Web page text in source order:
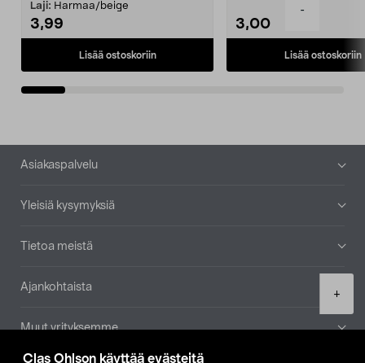
Clas Ohlson käyttää evästeitä
-
+
Laji: Harmaa/beige
3,99
Lisää ostoskoriin
3,00
Lisää ostoskoriin
Alatunniste
Asiakaspalvelu
Yleisiä kysymyksiä
Tietoa meistä
Ajankohtaista
Muut yrityksemme